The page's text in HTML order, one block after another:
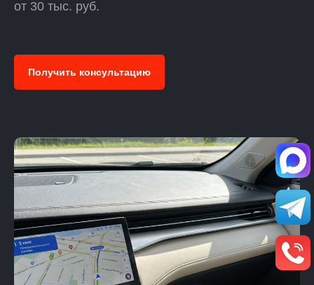
от 30 тыс. руб.
Получить консультацию
Пишите,
мы на связи: